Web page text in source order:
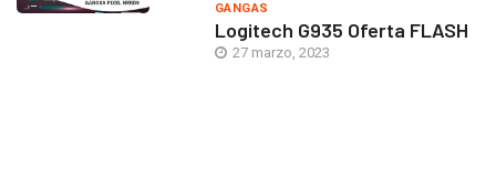
GANGAS
Logitech G935 Oferta FLASH
27 marzo, 2023